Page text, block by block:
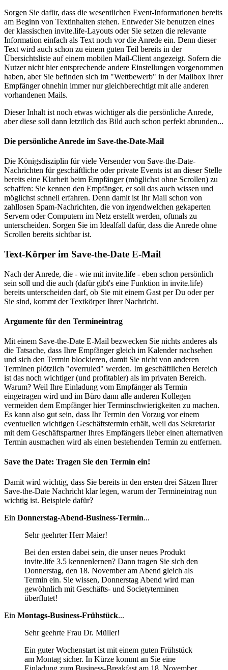
Sorgen Sie dafür, dass die wesentlichen Event-Informationen bereits
am Beginn von Textinhalten stehen. Entweder Sie benutzen eines
der klassischen invite.life-Layouts oder Sie setzen die relevante
Information einfach als Text noch vor die Anrede ein. Denn dieser
Text wird auch schon zu einem guten Teil bereits in der
Übersichtsliste auf einem mobilen Mail-Client angezeigt. Sofern die
Nutzer nicht hier entsprechende andere Einstellungen vorgenommen
haben, aber Sie befinden sich im "Wettbewerb" in der Mailbox Ihrer
Empfänger ohnehin immer nur gleichberechtigt mit alle anderen
vorhandenen Mails.
Dieser Inhalt ist noch etwas wichtiger als die persönliche Anrede,
aber diese soll dann letztlich das Bild auch schon perfekt abrunden...
Die persönliche Anrede im Save-the-Date-Mail
Die Königsdisziplin für viele Versender von Save-the-Date-
Nachrichten für geschäftliche oder private Events ist an dieser Stelle
bereits eine Klarheit beim Empfänger (möglichst ohne Scrollen) zu
schaffen: Sie kennen den Empfänger, er soll das auch wissen und
möglichst schnell erfahren. Denn damit ist Ihr Mail schon von
zahllosen Spam-Nachrichten, die von irgendwelchen gekaperten
Servern oder Computern im Netz erstellt werden, oftmals zu
unterscheiden. Sorgen Sie im Idealfall dafür, dass die Anrede ohne
Scrollen bereits sichtbar ist.
Text-Körper im Save-the-Date E-Mail
Nach der Anrede, die - wie mit invite.life - eben schon persönlich
sein soll und die auch (dafür gibt's eine Funktion in invite.life)
bereits unterscheiden darf, ob Sie mit einem Gast per Du oder per
Sie sind, kommt der Textkörper Ihrer Nachricht.
Argumente für den Termineintrag
Mit einem Save-the-Date E-Mail bezwecken Sie nichts anderes als
die Tatsache, dass Ihre Empfänger gleich im Kalender nachsehen
und sich den Termin blockieren, damit Sie nicht von anderen
Terminen plötzlich "overruled" werden. Im geschäftlichen Bereich
ist das noch wichtiger (und profitabler) als im privaten Bereich.
Warum? Weil Ihre Einladung vom Empfänger als Termin
eingetragen wird und im Büro dann alle anderen Kollegen
vermeiden dem Empfänger hier Terminschwierigkeiten zu machen.
Es kann also gut sein, dass Ihr Termin den Vorzug vor einem
eventuellen wichtigen Geschäftstermin erhält, weil das Sekretariat
mit dem Geschäftspartner Ihres Empfängers lieber einen alternativen
Termin ausmachen wird als einen bestehenden Termin zu entfernen.
Save the Date: Tragen Sie den Termin ein!
Damit wird wichtig, dass Sie bereits in den ersten drei Sätzen Ihrer
Save-the-Date Nachricht klar legen, warum der Termineintrag nun
wichtig ist. Beispiele dafür?
Ein Donnerstag-Abend-Business-Termin...
Sehr geehrter Herr Maier!
Bei den ersten dabei sein, die unser neues Produkt
invite.life 3.5 kennenlernen? Dann tragen Sie sich den
Donnerstag, den 18. November am Abend gleich als
Termin ein. Sie wissen, Donnerstag Abend wird man
gewöhnlich mit Geschäfts- und Societyterminen
überflutet!
Ein Montags-Business-Frühstück...
Sehr geehrte Frau Dr. Müller!
Ein guter Wochenstart ist mit einem guten Frühstück
am Montag sicher. In Kürze kommt an Sie eine
Einladung zum Business-Breakfast am 18. November.